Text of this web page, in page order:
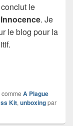
le
. Je
le blog pour la
A Plague
Kit, unboxingpar